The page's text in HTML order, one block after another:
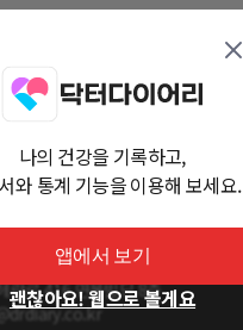
보 처리방침
윤
란로 416 연봉빌딩 8층
나의 건강을 기록하고,
와 통계 기능을 이용해 보세요.
앱에서 보기
괜찮아요! 웹으로 볼게요